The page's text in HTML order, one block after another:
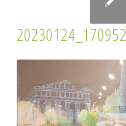
20230124_170952